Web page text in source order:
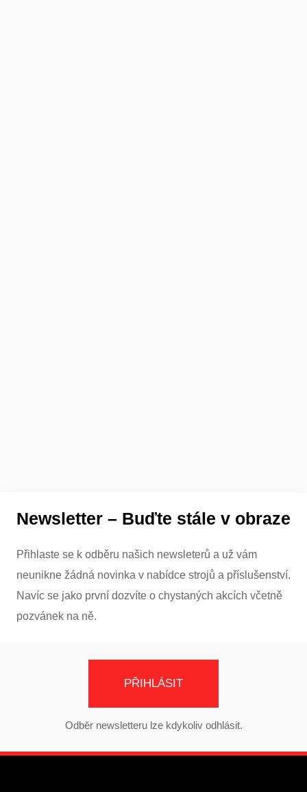
Newsletter – Buďte stále v obraze
Přihlaste se k odběru našich newsleterů a už vám
neunikne žádná novinka v nabídce strojů a příslušenství.
Navíc se jako první dozvíte o chystaných akcích včetně
pozvánek na ně.
PŘIHLÁSIT
Odběr newsletteru lze kdykoliv odhlásit.